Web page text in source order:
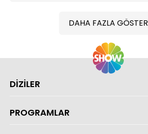
DAHA FAZLA GÖSTER
DİZİLER
PROGRAMLAR